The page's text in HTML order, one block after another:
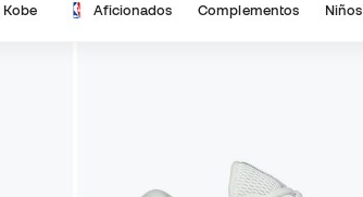
Kobe Aficionados Complementos Niños